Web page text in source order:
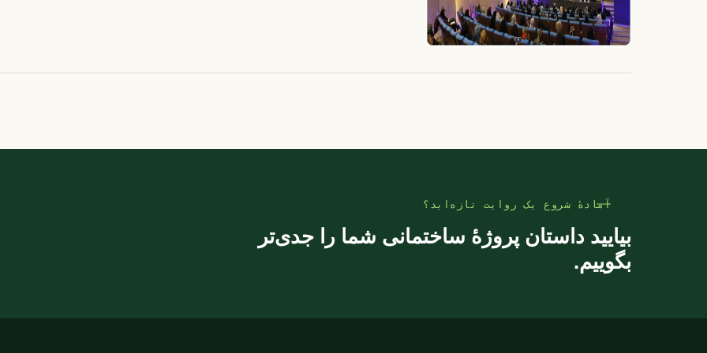
آمادهٔ شروع یک روایت تازه‌اید؟
بیایید داستان پروژهٔ ساختمانی شما را جدی‌تر
بگوییم.